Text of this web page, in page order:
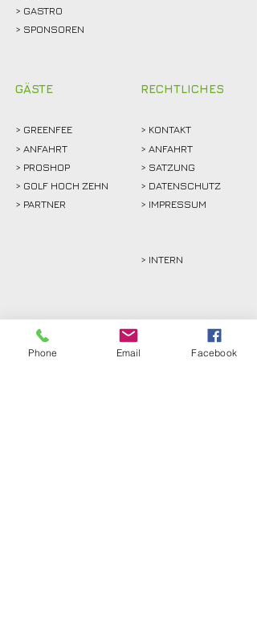
> GASTRO
> SPONSOREN
GÄSTE
> GREENFEE
> ANFAHRT
> PROSHOP
> GOLF HOCH ZEHN
> PARTNER
RECHTLICHES
> KONTAKT
> ANFAHRT
> SATZUNG
> DATENSCHUTZ
> IMPRESSUM
> INTERN
Phone Email Facebook